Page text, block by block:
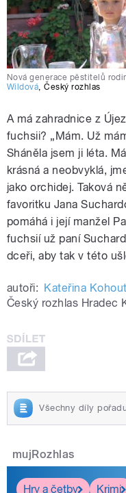
Nová generace pěstitelů
Wildová ,Český rozhlas
A má zahradnice z
fuchsii? „Mám. Už
Sháněla jsem ji léta.
krásná a neobvyklá,
jako orchidej. Taková
favoritku Jana
pomáhá i její manžel
fuchsií už paní
dceři, aby tak v této
autoři: Kateřina
Český rozhlas Hradec
Všechny díly
mujRozhlas
Hry a četby Krimi